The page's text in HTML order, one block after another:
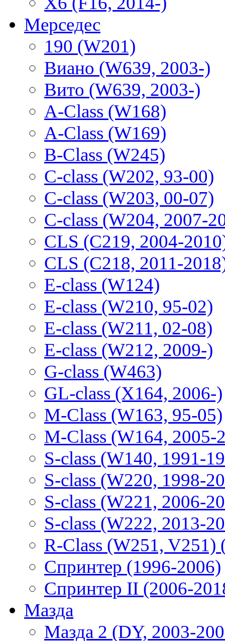
Мерседес
190 (W201)
Виано (W639, 2003-)
Вито (W639, 2003-)
A-Class (W168)
A-Class (W169)
B-Class (W245)
C-class (W202, 93-00)
C-class (W203, 00-07)
C-class (W204, 2007-
CLS (C219, 2004-
CLS (C218, 2011-
E-class (W124)
E-class (W210, 95-02)
E-class (W211, 02-08)
E-class (W212, 2009-)
G-class (W463)
GL-class (X164, 2006-)
M-Class (W163, 95-05)
M-Class (W164, 2005-
S-class (W140, 1991-
S-class (W220, 1998-
S-class (W221, 2006-
S-class (W222, 2013-
R-Class (W251, V251)
Спринтер (1996-2006)
Спринтер II (2006-
Мазда
Мазда 2 (DY, 2003-